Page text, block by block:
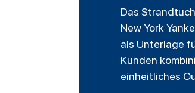
Das
New York
als Unterlage
Kunden
einheitliches